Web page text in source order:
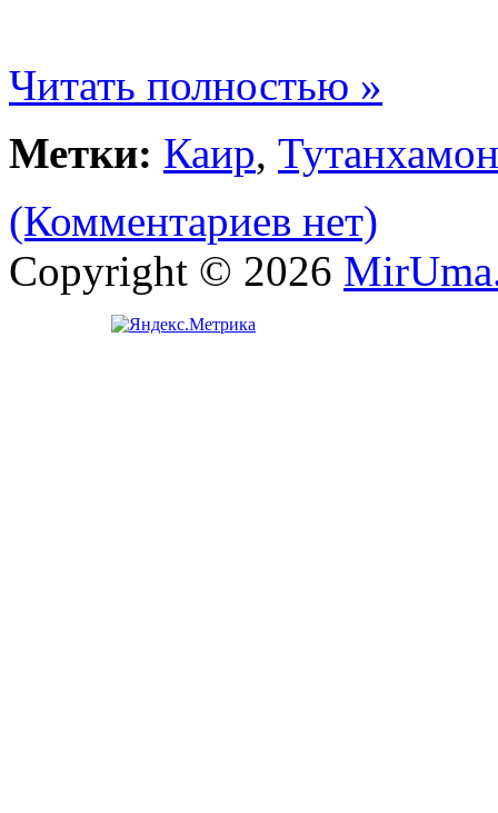
Читать полностью »
Метки: Каир, Тутанхамон
(Комментариев нет)
Copyright © 2026